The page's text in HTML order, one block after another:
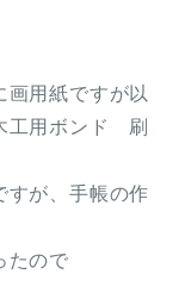
用紙ですが以
工用ボンド 刷
すが、手帳の作
たので